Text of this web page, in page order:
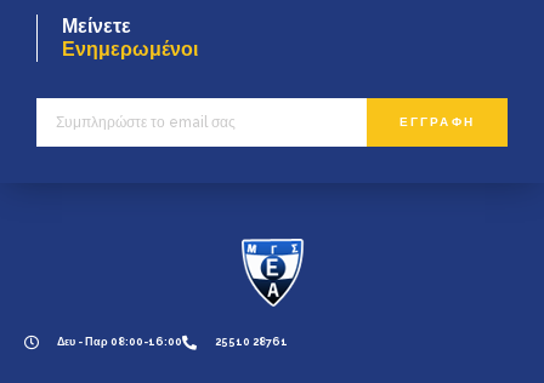
Μείνετε
Ενημερωμένοι
ΕΓΓΡΑΦΗ
Δευ - Παρ 08:00-16:00 25510 28761